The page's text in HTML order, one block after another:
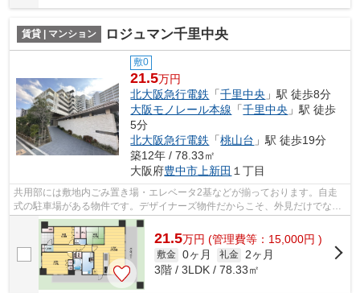
賃貸 | マンション ロジュマン千里中央
敷0
21.5万円
北大阪急行電鉄 「千里中央 」駅 徒歩8分
大阪モノレール本線 「千里中央 」駅 徒歩
5分
北大阪急行電鉄 「桃山台 」駅 徒歩19分
築12年 / 78.33㎡
大阪府豊中市 上新田 １丁目
共用部には敷地内ごみ置き場・エレベータ2基などが揃っております。自走
式の駐車場がある物件です。デザイナーズ物件だからこそ、外見だけでなく
機能性もあわせもったものをお選びくだ...
21.5万円 (管理費等：15,000円 )
敷金 0ヶ月 礼金 2ヶ月
3階 / 3LDK / 78.33㎡